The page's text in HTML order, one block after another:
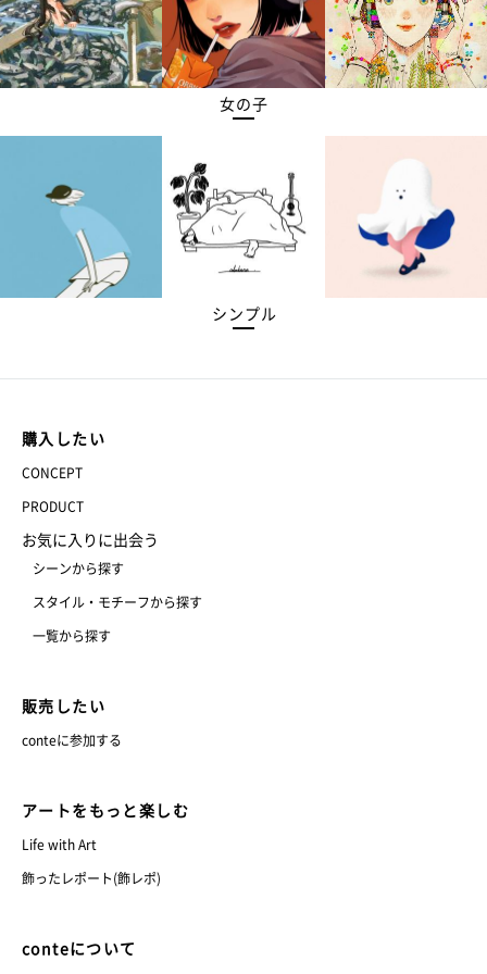
女の子
シンプル
購入したい
CONCEPT
PRODUCT
お気に入りに出会う
シーンから探す
スタイル・モチーフから探す
一覧から探す
販売したい
conteに参加する
アートをもっと楽しむ
Life with Art
飾ったレポート(飾レポ)
conteについて